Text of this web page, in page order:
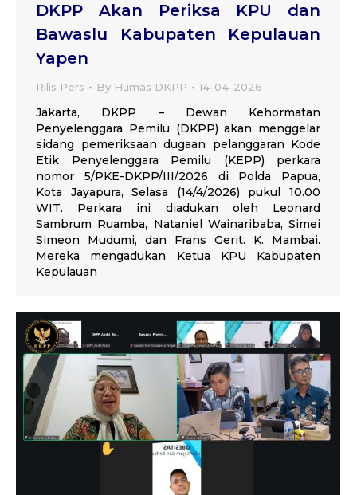
DKPP Akan Periksa KPU dan
Bawaslu Kabupaten Kepulauan
Yapen
Rilis Pers By Humas DKPP 14-04-2026
Jakarta, DKPP – Dewan Kehormatan
Penyelenggara Pemilu (DKPP) akan menggelar
sidang pemeriksaan dugaan pelanggaran Kode
Etik Penyelenggara Pemilu (KEPP) perkara
nomor 5/PKE-DKPP/III/2026 di Polda Papua,
Kota Jayapura, Selasa (14/4/2026) pukul 10.00
WIT. Perkara ini diadukan oleh Leonard
Sambrum Ruamba, Nataniel Wainaribaba, Simei
Simeon Mudumi, dan Frans Gerit. K. Mambai.
Mereka mengadukan Ketua KPU Kabupaten
Kepulauan